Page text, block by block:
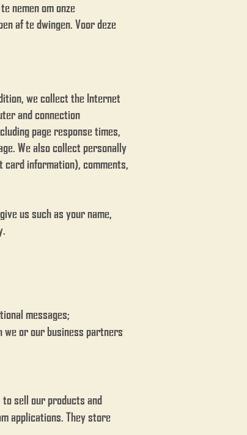
nemen om onze
af ​​te dwingen. Voor deze
we collect the Internet
and connection
page response times,
We also collect personally
card information), comments,
us such as your name,
messages;
or our business partners
sell our products and
applications. They store